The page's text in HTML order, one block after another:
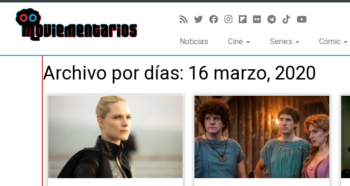
Noticias Cine Series Cómic
Archivo por días: 16 marzo, 2020